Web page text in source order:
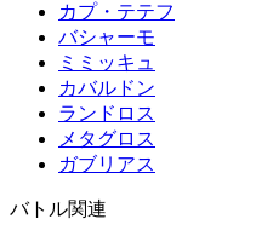
カプ・テテフ
バシャーモ
ミミッキュ
カバルドン
ランドロス
メタグロス
ガブリアス
バトル関連